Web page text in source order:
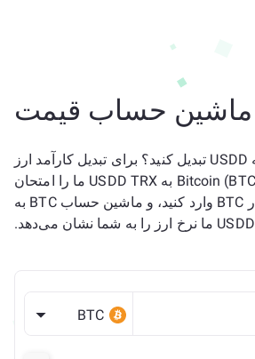
ماشین حساب قیمت
آماده هستید BTC را به USDD تبدیل کنید؟ برای تبدیل کارآمد ارز
دیجیتال خود، مبدل Bitcoin (BTC) به USDD TRX ما را امتحان
کنید. فقط مقدار را در BTC وارد کنید، و ماشین حساب BTC به
USDD ما نرخ ارز را به شما نشان می‌دهد.
BTC